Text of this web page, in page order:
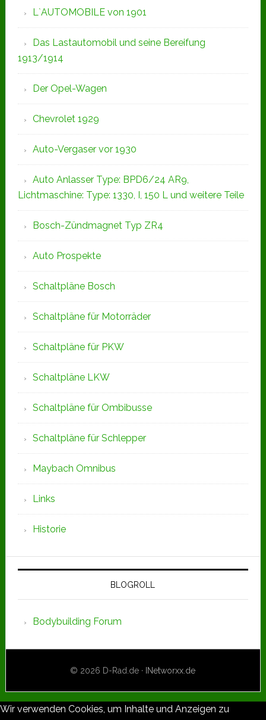
L`AUTOMOBILE von 1901
Das Lastautomobil und seine Bereifung
1913/1914
Der Opel-Wagen
Chevrolet 1929
Auto-Vergaser vor 1930
Auto Anlasser Type: BPD6/24 AR9,
Lichtmaschine: Type: 1330, I, 150 L und weitere Teile
Bosch-Zündmagnet Typ ZR4
Auto Prospekte
Schaltpläne Bosch
Schaltpläne für Motorräder
Schaltpläne für PKW
Schaltpläne LKW
Schaltpläne für Ombibusse
Schaltpläne für Schlepper
Maybach Omnibus
Links
Historie
BLOGROLL
Bodybuilding Forum
© 2026 D-Rad.de · INetworxx.de
Wir verwenden Cookies, um Inhalte und Anzeigen zu